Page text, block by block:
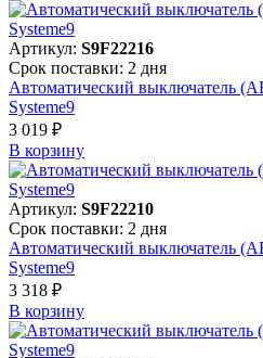
Артикул: S9F22216
Срок поставки: 2 дня
Автоматический выключатель
Systeme9
3 019 ₽
В корзинy
Артикул: S9F22210
Срок поставки: 2 дня
Автоматический выключатель
Systeme9
3 318 ₽
В корзинy